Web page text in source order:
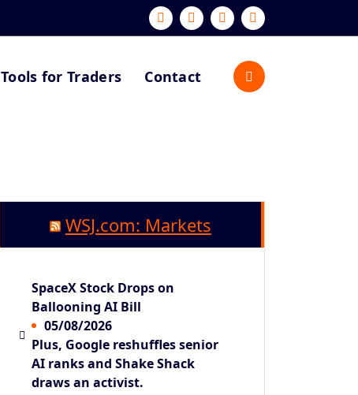
Tools for Traders Contact
WSJ.com: Markets
SpaceX Stock Drops on
Ballooning AI Bill
05/08/2026
Plus, Google reshuffles senior
AI ranks and Shake Shack
draws an activist.